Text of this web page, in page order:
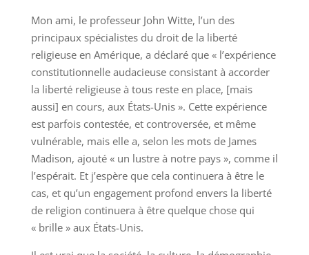
Mon ami, le professeur John Witte, l’un des
principaux spécialistes du droit de la liberté
religieuse en Amérique, a déclaré que « l’expérience
constitutionnelle audacieuse consistant à accorder
la liberté religieuse à tous reste en place, [mais
aussi] en cours, aux États-Unis ». Cette expérience
est parfois contestée, et controversée, et même
vulnérable, mais elle a, selon les mots de James
Madison, ajouté « un lustre à notre pays », comme il
l’espérait. Et j’espère que cela continuera à être le
cas, et qu’un engagement profond envers la liberté
de religion continuera à être quelque chose qui
« brille » aux États-Unis.